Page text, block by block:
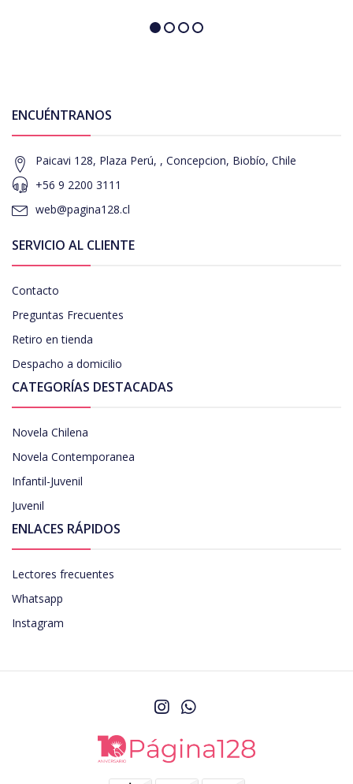
ENCUÉNTRANOS
Paicavi 128, Plaza Perú, , Concepcion, Biobío, Chile
+56 9 2200 3111
web@pagina128.cl
SERVICIO AL CLIENTE
Contacto
Preguntas Frecuentes
Retiro en tienda
Despacho a domicilio
CATEGORÍAS DESTACADAS
Novela Chilena
Novela Contemporanea
Infantil-Juvenil
Juvenil
ENLACES RÁPIDOS
Lectores frecuentes
Whatsapp
Instagram